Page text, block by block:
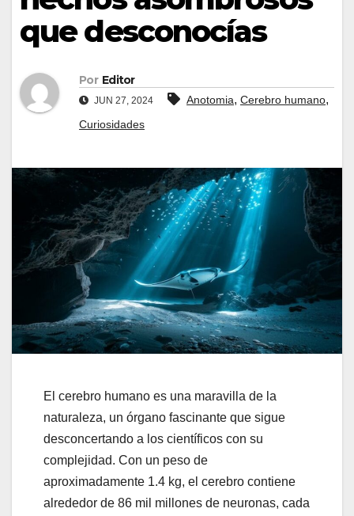
que desconocías
Por Editor
JUN 27, 2024 Anotomia, Cerebro humano,
Curiosidades
El cerebro humano es una maravilla de la
naturaleza, un órgano fascinante que sigue
desconcertando a los científicos con su
complejidad. Con un peso de
aproximadamente 1.4 kg, el cerebro contiene
alrededor de 86 mil millones de neuronas, cada